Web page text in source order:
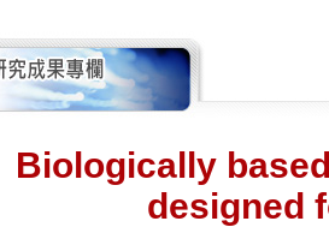
Biologically
designed